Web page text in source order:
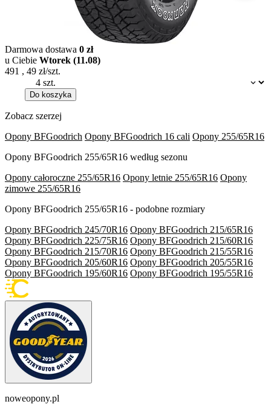
Dostępność:
Darmowa dostawa 0 zł
u Ciebie Wtorek (11.08)
491 , 49 zł/szt.
Do koszyka
Zobacz szerzej
Opony BFGoodrich Opony BFGoodrich 16 cali Opony 255/65R16
Opony BFGoodrich 255/65R16 według sezonu
Opony całoroczne 255/65R16 Opony letnie 255/65R16 Opony
zimowe 255/65R16
Opony BFGoodrich 255/65R16 - podobne rozmiary
Opony BFGoodrich 245/70R16 Opony BFGoodrich 215/65R16
Opony BFGoodrich 225/75R16 Opony BFGoodrich 215/60R16
Opony BFGoodrich 215/70R16 Opony BFGoodrich 215/55R16
Opony BFGoodrich 205/60R16 Opony BFGoodrich 205/55R16
Opony BFGoodrich 195/60R16 Opony BFGoodrich 195/55R16
noweopony.pl